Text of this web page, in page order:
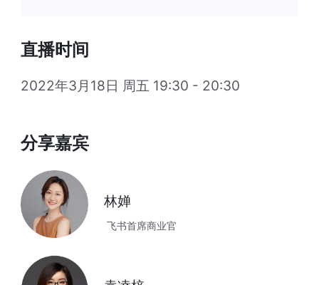
直播时间
2022年3月18日 周五 19:30 - 20:30
分享嘉宾
林婵
飞书首席商业官